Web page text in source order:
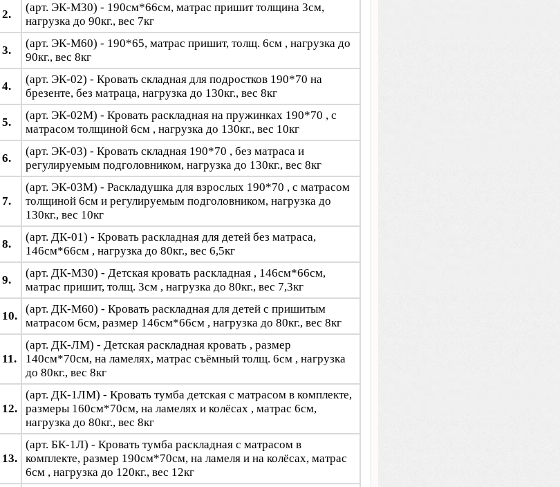
2.
(арт. ЭК-М30) - 190см*66см, матрас пришит толщина 3см,
нагрузка до 90кг., вес 7кг
3.
(арт. ЭК-М60) - 190*65, матрас пришит, толщ. 6см , нагрузка до
90кг., вес 8кг
4.
(арт. ЭК-02) - Кровать складная для подростков 190*70 на
брезенте, без матраца, нагрузка до 130кг., вес 8кг
5.
(арт. ЭК-02М) - Кровать раскладная на пружинках 190*70 , с
матрасом толщиной 6см , нагрузка до 130кг., вес 10кг
6.
(арт. ЭК-03) - Кровать складная 190*70 , без матраса и
регулируемым подголовником, нагрузка до 130кг., вес 8кг
7.
(арт. ЭК-03М) - Раскладушка для взрослых 190*70 , с матрасом
толщиной 6см и регулируемым подголовником, нагрузка до
130кг., вес 10кг
8.
(арт. ДК-01) - Кровать раскладная для детей без матраса,
146см*66см , нагрузка до 80кг., вес 6,5кг
9.
(арт. ДК-М30) - Детская кровать раскладная , 146см*66см,
матрас пришит, толщ. 3см , нагрузка до 80кг., вес 7,3кг
10.
(арт. ДК-М60) - Кровать раскладная для детей с пришитым
матрасом 6см, размер 146см*66см , нагрузка до 80кг., вес 8кг
11.
(арт. ДК-ЛМ) - Детская раскладная кровать , размер
140см*70см, на ламелях, матрас съёмный толщ. 6см , нагрузка
до 80кг., вес 8кг
12.
(арт. ДК-1ЛМ) - Кровать тумба детская с матрасом в комплекте,
размеры 160см*70см, на ламелях и колёсах , матрас 6см,
нагрузка до 80кг., вес 8кг
13.
(арт. БК-1Л) - Кровать тумба раскладная с матрасом в
комплекте, размер 190см*70см, на ламеля и на колёсах, матрас
6см , нагрузка до 120кг., вес 12кг